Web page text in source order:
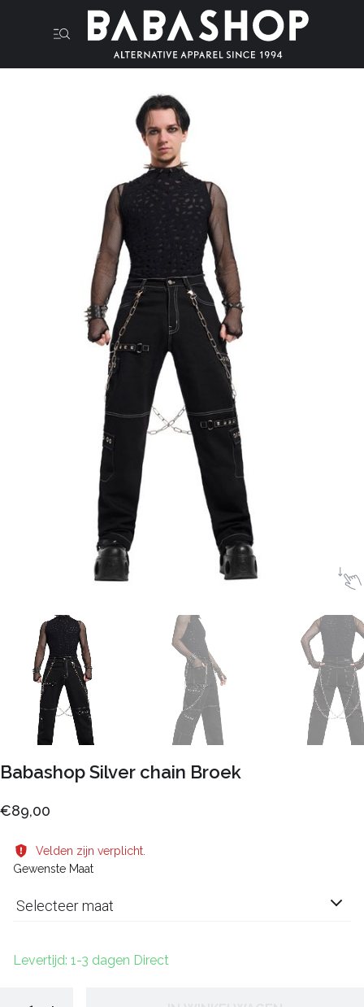
Babashop Silver chain Broek
€89,00
Velden zijn verplicht.
Gewenste Maat
Selecteer maat
Levertijd: 1-3 dagen Direct